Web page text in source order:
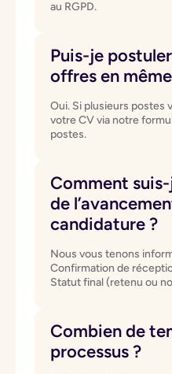
au RGPD.
Puis-je
offres en
Oui. Si plusieurs postes
votre CV via notre
postes.
Comment
de
candidature ?
Nous vous tenons
Confirmation de
Statut final (retenu ou
Combien de
processus ?